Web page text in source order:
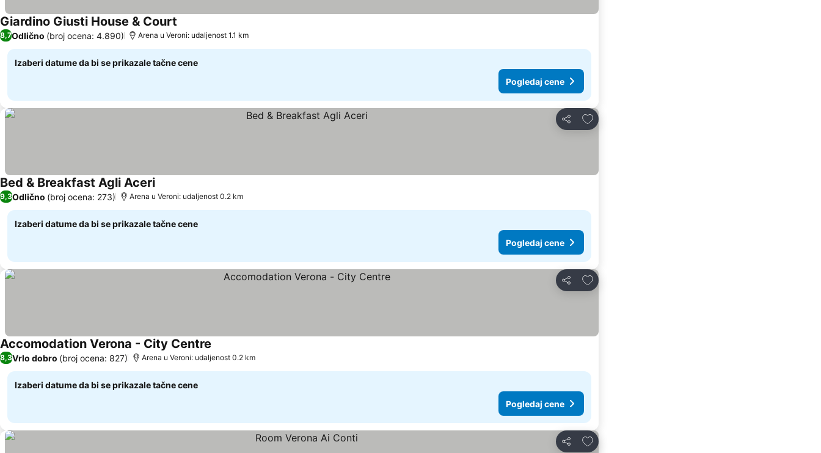
Giardino Giusti House & Court
8,7Odlično (broj ocena: 4.890) Arena u Veroni: udaljenost 1.1 km
Izaberi datume da bi se prikazale tačne cene
Pogledaj cene
Deli
Dodati u favorite
Bed & Breakfast Agli Aceri
9,3Odlično (broj ocena: 273) Arena u Veroni: udaljenost 0.2 km
Izaberi datume da bi se prikazale tačne cene
Pogledaj cene
Deli
Dodati u favorite
Accomodation Verona - City Centre
8,3Vrlo dobro (broj ocena: 827) Arena u Veroni: udaljenost 0.2 km
Izaberi datume da bi se prikazale tačne cene
Pogledaj cene
Deli
Dodati u favorite